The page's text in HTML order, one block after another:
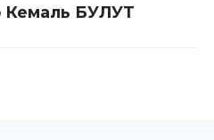
Next
Кемаль БУЛУТ